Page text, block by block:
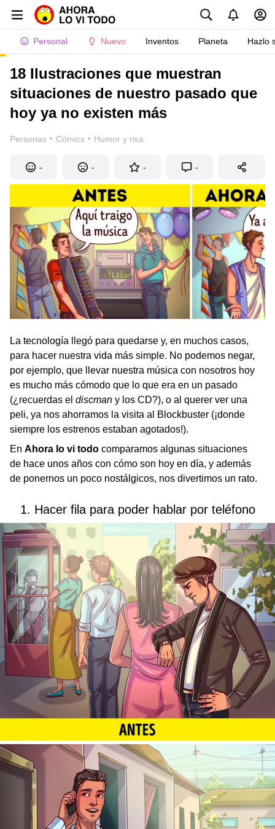
Personal Nuevo Inventos Planeta Hazlo
18 Ilustraciones que muestran
situaciones de nuestro pasado que
hoy ya no existen más
Personas · Cómics · Humor y risa
- - - -
La tecnología llegó para quedarse y, en muchos casos,
para hacer nuestra vida más simple. No podemos negar,
por ejemplo, que llevar nuestra música con nosotros hoy
es mucho más cómodo que lo que era en un pasado
(¿recuerdas el discman y los CD?), o al querer ver una
peli, ya nos ahorramos la visita al Blockbuster (¡donde
siempre los estrenos estaban agotados!).
En Ahora lo vi todo comparamos algunas situaciones
de hace unos años con cómo son hoy en día, y además
de ponernos un poco nostálgicos, nos divertimos un rato.
1. Hacer fila para poder hablar por teléfono